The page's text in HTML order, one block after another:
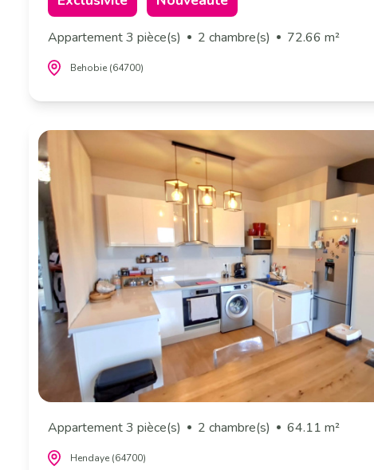
Appartement 3 pièce(s) 2 chambre(s) 72.66 m²
Behobie (64700)
Appartement 3 pièce(s) 2 chambre(s) 64.11 m²
Hendaye (64700)